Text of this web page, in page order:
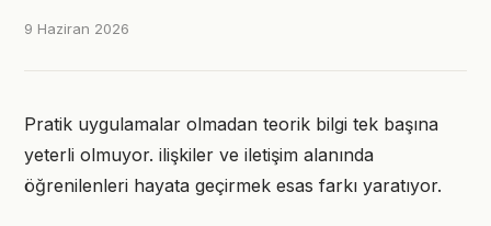
9 Haziran 2026
Pratik uygulamalar olmadan teorik bilgi tek başına
yeterli olmuyor. ilişkiler ve iletişim alanında
öğrenilenleri hayata geçirmek esas farkı yaratıyor.